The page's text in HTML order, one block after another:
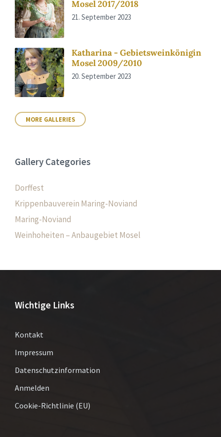
Mosel 2017/2018
21. September 2023
Katharina - Gebietsweinkönigin
Mosel 2009/2010
20. September 2023
MORE GALLERIES
Gallery Categories
Dorffest
Krippenbauverein Maring-Noviand
Maring-Noviand
Weinhoheiten – Anbaugebiet Mosel
Wichtige Links
Kontakt
Impressum
Datenschutzinformation
Anmelden
Cookie-Richtlinie (EU)